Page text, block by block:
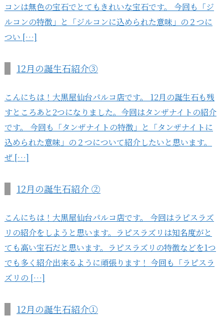
コンは無色の宝石でとてもきれいな宝石です。 今回も「ジ
ルコンの特徴」と「ジルコンに込められた意味」の２つに
つい […]
12月の誕生石紹介③
こんにちは！大黒屋仙台パルコ店です。 12月の誕生石も残
すところあと2つになりました。今回はタンザナイトの紹介
です。 今回も「タンザナイトの特徴」と「タンザナイトに
込められた意味」の２つについて紹介したいと思います。
ぜ […]
12月の誕生石紹介 ②
こんにちは！大黒屋仙台パルコ店です。 今回はラピスラズ
リの紹介をしようと思います。ラピスラズリは知名度がと
ても高い宝石だと思います。ラピスラズリの特徴などを1つ
でも多く紹介出来るように頑張ります！ 今回も「ラピスラ
ズリの […]
12月の誕生石紹介①